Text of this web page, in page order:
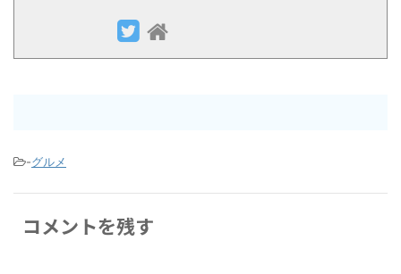
-グルメ
コメントを残す